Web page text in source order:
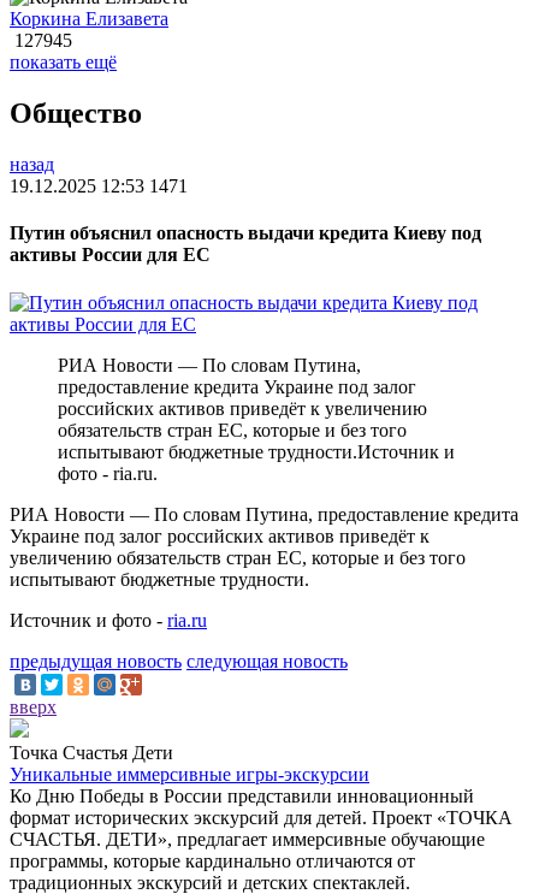
Коркина Елизавета
127945
показать ещё
Общество
назад
19.12.2025 12:53 1471
Путин объяснил опасность выдачи кредита Киеву под
активы России для ЕС
РИА Новости — По словам Путина,
предоставление кредита Украине под залог
российских активов приведёт к увеличению
обязательств стран ЕС, которые и без того
испытывают бюджетные трудности.Источник и
фото - ria.ru.
РИА Новости — По словам Путина, предоставление кредита
Украине под залог российских активов приведёт к
увеличению обязательств стран ЕС, которые и без того
испытывают бюджетные трудности.
Источник и фото - ria.ru
предыдущая новость следующая новость
вверх
Точка Счастья Дети
Уникальные иммерсивные игры-экскурсии
Ко Дню Победы в России представили инновационный
формат исторических экскурсий для детей. Проект «ТОЧКА
СЧАСТЬЯ. ДЕТИ», предлагает иммерсивные обучающие
программы, которые кардинально отличаются от
традиционных экскурсий и детских спектаклей.